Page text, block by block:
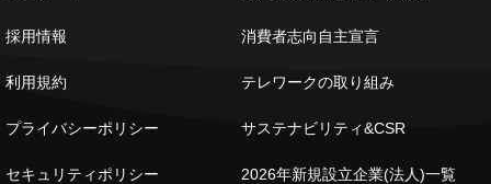
採用情報
利用規約
プライバシーポリシー
セキュリティポリシー
消費者志向自主宣言
テレワークの取り組み
サステナビリティ&CSR
2026年新規設立企業(法人)一覧